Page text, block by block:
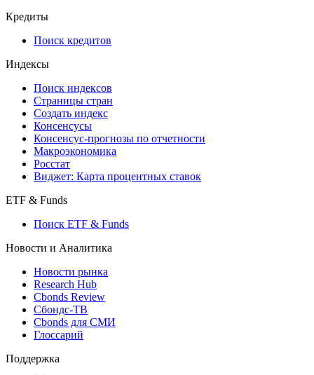
Кредиты
Поиск кредитов
Индексы
Поиск индексов
Страницы стран
Создать индекс
Консенсусы
Консенсус-прогнозы по отчетности
Макроэкономика
Росстат
Виджет: Карта процентных ставок
ETF & Funds
Поиск ETF & Funds
Новости и Аналитика
Новости рынка
Research Hub
Cbonds Review
Сбондс-ТВ
Cbonds для СМИ
Глоссарий
Поддержка